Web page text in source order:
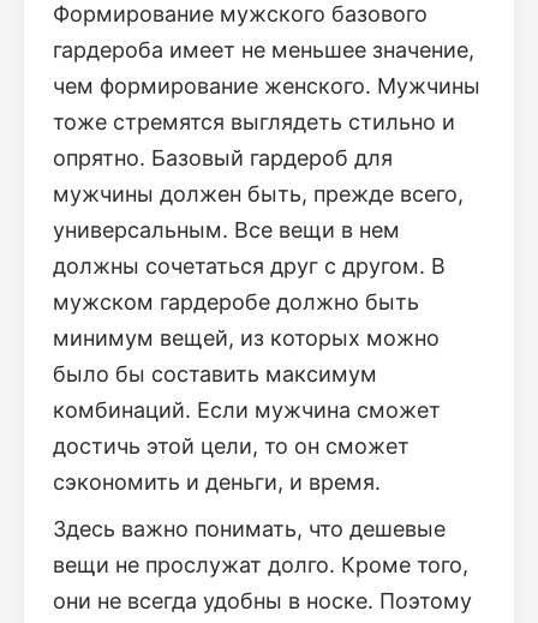
Формирование мужского базового
гардероба имеет не меньшее значение,
чем формирование женского. Мужчины
тоже стремятся выглядеть стильно и
опрятно. Базовый гардероб для
мужчины должен быть, прежде всего,
универсальным. Все вещи в нем
должны сочетаться друг с другом. В
мужском гардеробе должно быть
минимум вещей, из которых можно
было бы составить максимум
комбинаций. Если мужчина сможет
достичь этой цели, то он сможет
сэкономить и деньги, и время.
Здесь важно понимать, что дешевые
вещи не прослужат долго. Кроме того,
они не всегда удобны в носке. Поэтому